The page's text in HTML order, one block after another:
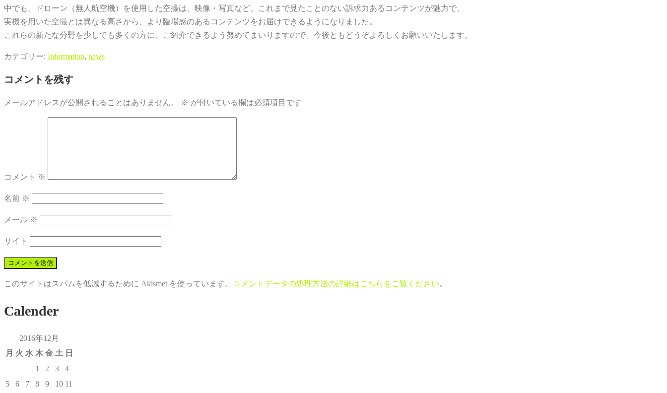
中でも、ドローン（無人航空機）を使用した空撮は、映像・写真など、これまで見たことのない訴求力あるコンテンツが魅力で、
実機を用いた空撮とは異なる高さから、より臨場感のあるコンテンツをお届けできるようになりました。
これらの新たな分野を少しでも多くの方に、ご紹介できるよう努めてまいりますので、今後ともどうぞよろしくお願いいたします。
カテゴリー: Information, news
コメントを残す
メールアドレスが公開されることはありません。 ※ が付いている欄は必須項目です
コメント ※
名前 ※
メール ※
サイト
このサイトはスパムを低減するために Akismet を使っています。 コメントデータの処理方法の詳細はこちらをご覧ください。
Calender
2016年12月
月 火 水 木 金 土 日
1
2 3
4
5
6 7 8 9 10 11